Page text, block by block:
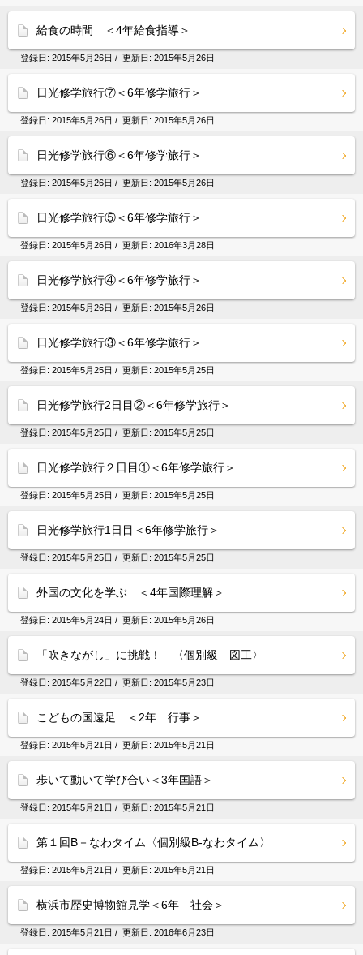
給食の時間 ＜4年給食指導＞
登録日: 2015年5月26日 / 更新日: 2015年5月26日
日光修学旅行⑦＜6年修学旅行＞
登録日: 2015年5月26日 / 更新日: 2015年5月26日
日光修学旅行⑥＜6年修学旅行＞
登録日: 2015年5月26日 / 更新日: 2015年5月26日
日光修学旅行⑤＜6年修学旅行＞
登録日: 2015年5月26日 / 更新日: 2016年3月28日
日光修学旅行④＜6年修学旅行＞
登録日: 2015年5月26日 / 更新日: 2015年5月26日
日光修学旅行③＜6年修学旅行＞
登録日: 2015年5月25日 / 更新日: 2015年5月25日
日光修学旅行2日目②＜6年修学旅行＞
登録日: 2015年5月25日 / 更新日: 2015年5月25日
日光修学旅行２日目①＜6年修学旅行＞
登録日: 2015年5月25日 / 更新日: 2015年5月25日
日光修学旅行1日目＜6年修学旅行＞
登録日: 2015年5月25日 / 更新日: 2015年5月25日
外国の文化を学ぶ ＜4年国際理解＞
登録日: 2015年5月24日 / 更新日: 2015年5月26日
「吹きながし」に挑戦！ 〈個別級 図工〉
登録日: 2015年5月22日 / 更新日: 2015年5月23日
こどもの国遠足 ＜2年 行事＞
登録日: 2015年5月21日 / 更新日: 2015年5月21日
歩いて動いて学び合い＜3年国語＞
登録日: 2015年5月21日 / 更新日: 2015年5月21日
第１回B－なわタイム〈個別級B-なわタイム〉
登録日: 2015年5月21日 / 更新日: 2015年5月21日
横浜市歴史博物館見学＜6年 社会＞
登録日: 2015年5月21日 / 更新日: 2016年6月23日